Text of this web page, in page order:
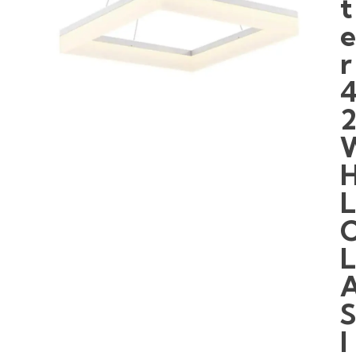
t
e
r
L
L
S
I